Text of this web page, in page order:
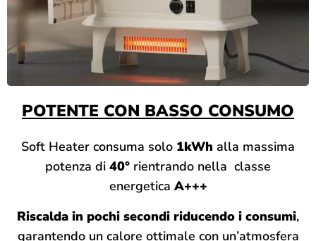
POTENTE CON BASSO CONSUMO
Soft Heater consuma solo 1kWh alla massima
potenza di 40° rientrando nella classe
energeticaA+++
Riscalda in pochi secondi riducendo i consumi,
garantendo un calore ottimale con un’atmosfera